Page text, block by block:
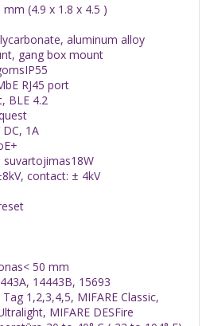
(4.9 x 1.8 x 4.5 )
aluminum alloy
gang box mount
IP55
RJ45 port
BLE 4.2
DC, 1A
suvartojimas18W
contact: ± 4kV
< 50 mm
14443B, 15693
Tag 1,2,3,4,5, MIFARE Classic,
MIFARE DESFire